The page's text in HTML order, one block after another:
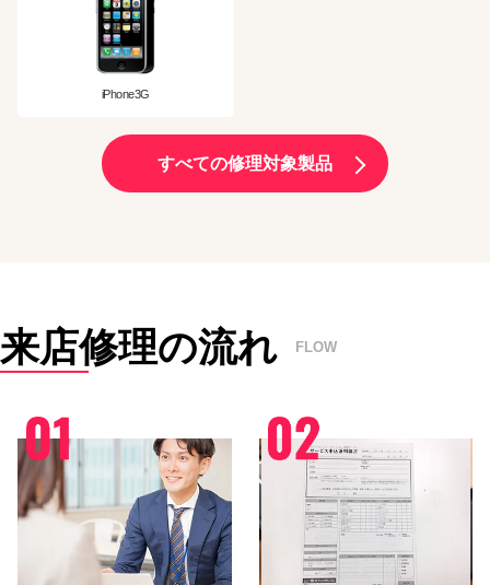
iPhone3G
すべての修理対象製品
来店修理の流れ FLOW